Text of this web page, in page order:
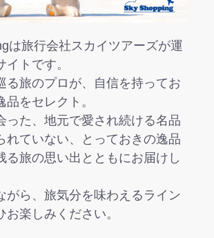
は旅行会社スカイツアーズが運
トです。
る旅のプロが、自信を持ってお
をセレクト。
った、地元で愛され続ける名品
れていない、とっておきの逸品
る旅の思い出とともにお届けし
がら、旅気分を味わえるライン
お楽しみください。